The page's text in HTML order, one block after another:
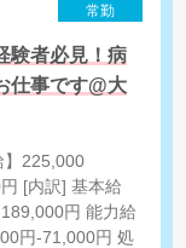
常勤
験者必見！病
仕事です@大
[内訳] 基本給
円 能力給
円-71,000円 処